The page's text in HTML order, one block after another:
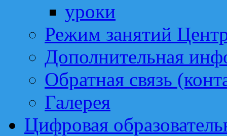
уроки
Режим занятий
Дополнительная
Обратная связь
Галерея
Цифровая